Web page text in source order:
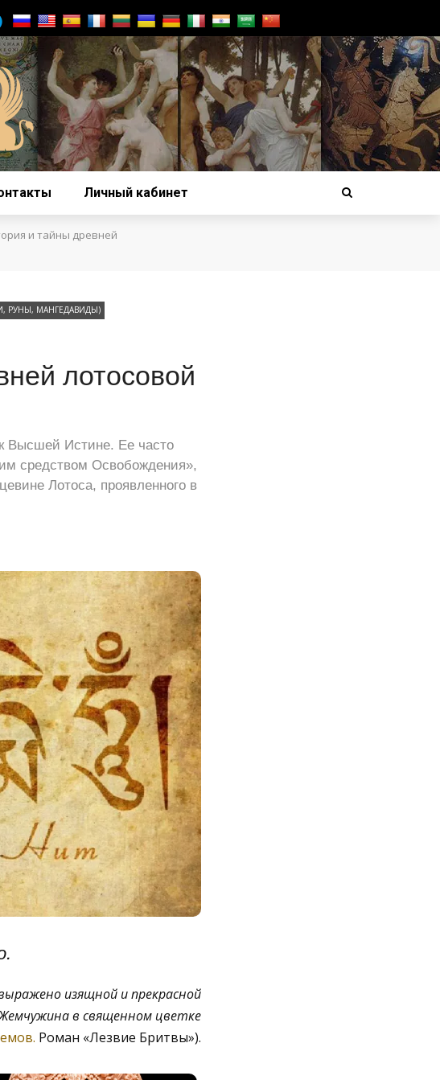
Личный кабинет
и тайны древней
РУНЫ, МАНГЕДАВИДЫ)
лотосовой
Высшей Истине. Ее часто
средством Освобождения»,
Лотоса, проявленного в
изящной и прекрасной
в священном цветке
Роман «Лезвие Бритвы»).